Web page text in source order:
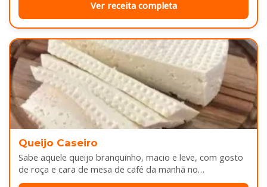
Ver receita completa
Queijo Caseiro
Sabe aquele queijo branquinho, macio e leve, com gosto
de roça e cara de mesa de café da manhã no…